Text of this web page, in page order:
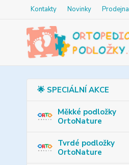
Kontakty Novinky Prodejna
🌟 SPECIÁLNÍ AKCE
Měkké podložky
OrtoNature
Tvrdé podložky
OrtoNature